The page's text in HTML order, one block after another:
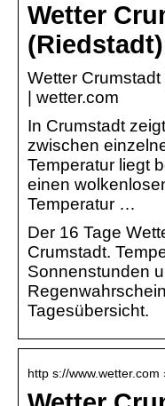
Wetter
Wetter
| wetter.com
In Crumstadt
zwischen
Temperatur liegt
einen
Temperatur …
Der 16 Tage
Crumstadt.
Sonnenstunden
Tagesübersicht.
http s://www.wetter.com